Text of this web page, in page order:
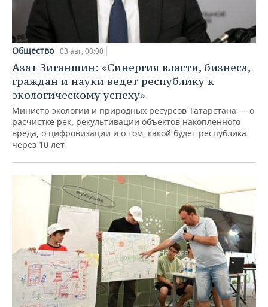
Общество 03 авг, 00:00
Азат Зиганшин: «Синергия власти, бизнеса,
граждан и науки ведет республику к
экологическому успеху»
Министр экологии и природных ресурсов Татарстана — о
расчистке рек, рекультивации объектов накопленного
вреда, о цифровизации и о том, какой будет республика
через 10 лет